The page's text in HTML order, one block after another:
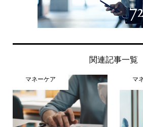
関連記事一覧
マネーケア マ